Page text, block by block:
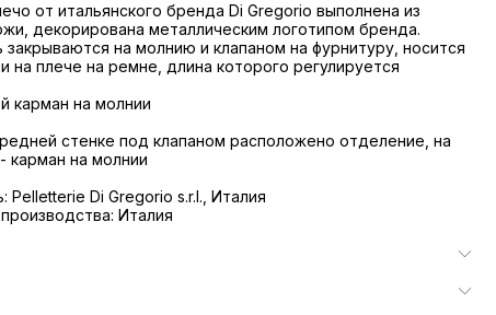
от итальянского бренда Di Gregorio выполнена из
декорирована металлическим логотипом бренда.
на молнию и клапаном на фурнитуру, носится
на плече на ремне, длина которого регулируется
карман на молнии
стенке под клапаном расположено отделение, на
карман на молнии
Pelletterie Di Gregorio s.r.l., Италия
Италия